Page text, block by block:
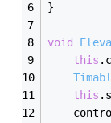
}
void
this .
this .